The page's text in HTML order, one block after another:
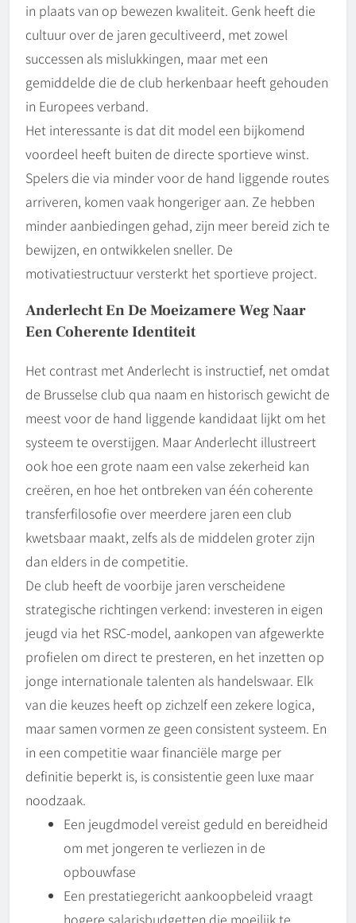
in plaats van op bewezen kwaliteit. Genk heeft die
cultuur over de jaren gecultiveerd, met zowel
successen als mislukkingen, maar met een
gemiddelde die de club herkenbaar heeft gehouden
in Europees verband.
Het interessante is dat dit model een bijkomend
voordeel heeft buiten de directe sportieve winst.
Spelers die via minder voor de hand liggende routes
arriveren, komen vaak hongeriger aan. Ze hebben
minder aanbiedingen gehad, zijn meer bereid zich te
bewijzen, en ontwikkelen sneller. De
motivatiestructuur versterkt het sportieve project.
Anderlecht En De Moeizamere Weg Naar
Een Coherente Identiteit
Het contrast met Anderlecht is instructief, net omdat
de Brusselse club qua naam en historisch gewicht de
meest voor de hand liggende kandidaat lijkt om het
systeem te overstijgen. Maar Anderlecht illustreert
ook hoe een grote naam een valse zekerheid kan
creëren, en hoe het ontbreken van één coherente
transferfilosofie over meerdere jaren een club
kwetsbaar maakt, zelfs als de middelen groter zijn
dan elders in de competitie.
De club heeft de voorbije jaren verscheidene
strategische richtingen verkend: investeren in eigen
jeugd via het RSC-model, aankopen van afgewerkte
profielen om direct te presteren, en het inzetten op
jonge internationale talenten als handelswaar. Elk
van die keuzes heeft op zichzelf een zekere logica,
maar samen vormen ze geen consistent systeem. En
in een competitie waar financiële marge per
definitie beperkt is, is consistentie geen luxe maar
noodzaak.
Een jeugdmodel vereist geduld en bereidheid
om met jongeren te verliezen in de
opbouwfase
Een prestatiegericht aankoopbeleid vraagt
hogere salarisbudgetten die moeilijk te